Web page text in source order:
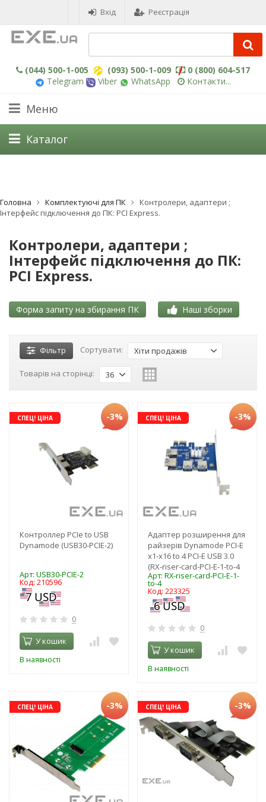
Вхід Реєстрація
(044) 500-1-005 (093) 500-1-009
0 (800) 604-517
Telegram
Viber WhatsApp Контакти...
Меню
Каталог
Головна Комплектуючі для ПК
Контролери, адаптери ;
Інтерфейс підключення до ПК: PCI Express.
Контролери, адаптери ;
Інтерфейс підключення до ПК:
PCI Express.
Форма запиту на збирання ПК Наші зборки
Фільтр Сортувати: Хіти продажів
Товарів на сторінці: 36
СПЕЦ! ЦІНА -3%
Контроллер PCIe to USB
Dynamode (USB30-PCIE-2)
Арт: USB30-PCIE-2
Код: 210596
0
У кошик
В наявності
СПЕЦ! ЦІНА -3%
Адаптер розширення для
райзерів Dynamode PCI-E
x1-x16 to 4 PCI-E USB 3.0
(RX-riser-card-PCI-E-1-to-4
Арт: RX-riser-card-PCI-E-1-
to-4
Код: 223325
0
У кошик
В наявності
СПЕЦ! ЦІНА -3% СПЕЦ! ЦІНА -3%